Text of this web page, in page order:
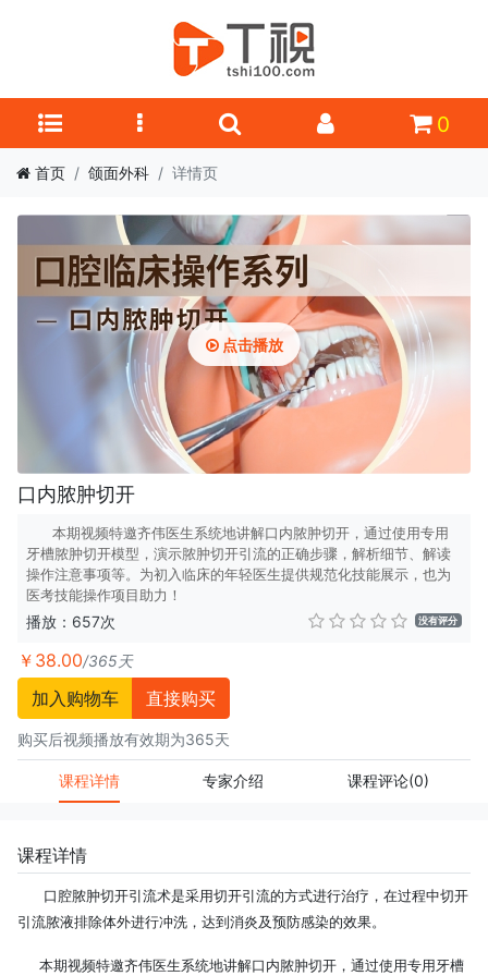
0
首页 颌面外科 详情页
点击播放
口内脓肿切开
本期视频特邀齐伟医生系统地讲解口内脓肿切开，通过使用专用
牙槽脓肿切开模型，演示脓肿切开引流的正确步骤，解析细节、解读
操作注意事项等。为初入临床的年轻医生提供规范化技能展示，也为
医考技能操作项目助力！
播放：657次 没有评分
￥38.00/365天
加入购物车 直接购买
购买后视频播放有效期为365天
课程详情 专家介绍 课程评论(0)
课程详情
口腔脓肿切开引流术是采用切开引流的方式进行治疗，在过程中切开
引流脓液排除体外进行冲洗，达到消炎及预防感染的效果。
本期视频特邀齐伟医生系统地讲解口内脓肿切开，通过使用专用牙槽